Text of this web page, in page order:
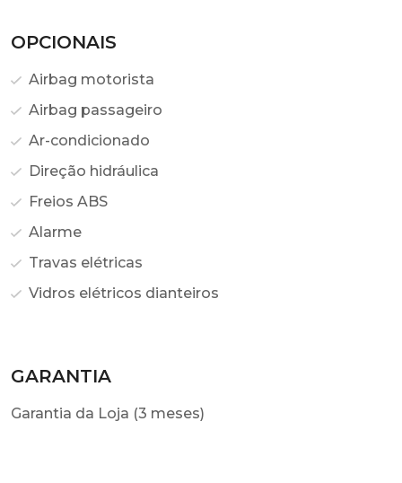
OPCIONAIS
Airbag motorista
Airbag passageiro
Ar-condicionado
Direção hidráulica
Freios ABS
Alarme
Travas elétricas
Vidros elétricos dianteiros
GARANTIA
Garantia da Loja (3 meses)